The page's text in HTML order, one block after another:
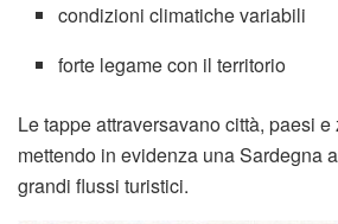
condizioni climatiche variabili
forte legame con il territorio
Le tappe attraversavano città, paesi e
mettendo in evidenza una Sardegna
grandi flussi turistici.